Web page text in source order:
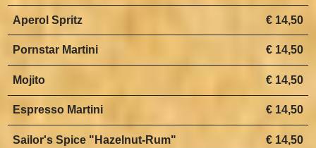
€ 14,50
Aperol Spritz
€ 14,50
Pornstar Martini
€ 14,50
Mojito
€ 14,50
Espresso Martini
€ 14,50
Sailor's Spice "Hazelnut-Rum"